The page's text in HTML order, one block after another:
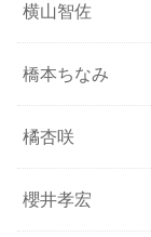
横山智佐
橋本ちなみ
橘杏咲
櫻井孝宏